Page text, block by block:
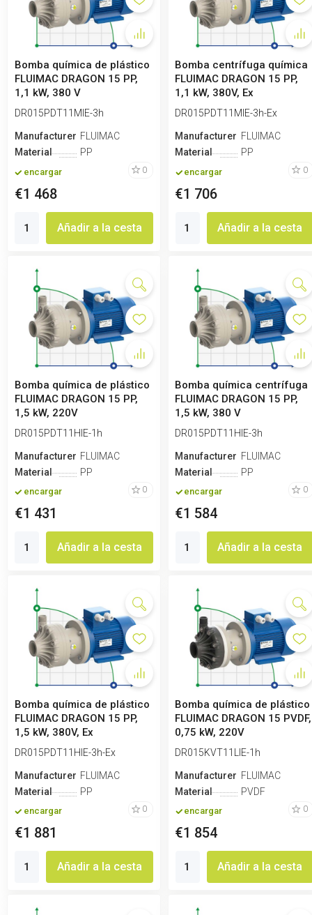
Bomba química de plástico
FLUIMAC DRAGON 15 PP,
1,1 kW, 380 V
DR015PDT11MIE-3h
ManufactureroFLUIMAC
Material
PP
encargar 0
€1 468
Añadir a la cesta
Bomba centrífuga química
FLUIMAC DRAGON 15 PP,
1,1 kW, 380V, Ex
DR015PDT11MIE-3h-Ex
ManufactureroFLUIMAC
Material
PP
encargar 0
€1 706
Añadir a la cesta
Bomba química de plástico
FLUIMAC DRAGON 15 PP,
1,5 kW, 220V
DR015PDT11HIE-1h
ManufactureroFLUIMAC
Material
PP
encargar 0
€1 431
Añadir a la cesta
Bomba química centrífuga
FLUIMAC DRAGON 15 PP,
1,5 kW, 380 V
DR015PDT11HIE-3h
ManufactureroFLUIMAC
Material
PP
encargar 0
€1 584
Añadir a la cesta
Bomba química de plástico
FLUIMAC DRAGON 15 PP,
1,5 kW, 380V, Ex
DR015PDT11HIE-3h-Ex
ManufactureroFLUIMAC
Material
PP
encargar 0
€1 881
Añadir a la cesta
Bomba química de plástico
FLUIMAC DRAGON 15 PVDF,
0,75 kW, 220V
DR015KVT11LIE-1h
ManufactureroFLUIMAC
Material
PVDF
encargar 0
€1 854
Añadir a la cesta